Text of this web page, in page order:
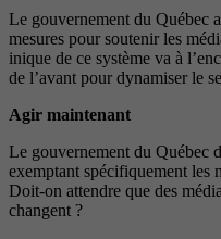
Le gouvernement du Québec
mesures pour soutenir les
inique de ce système va à
de l’avant pour dynamiser le
Agir maintenant
Le gouvernement du Québec
exemptant spécifiquement les
Doit-on attendre que des
changent ?